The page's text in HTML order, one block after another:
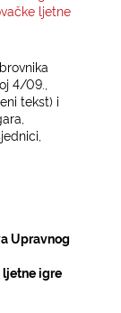
ljetne
4/09.,
tekst) i
Upravnog
igre